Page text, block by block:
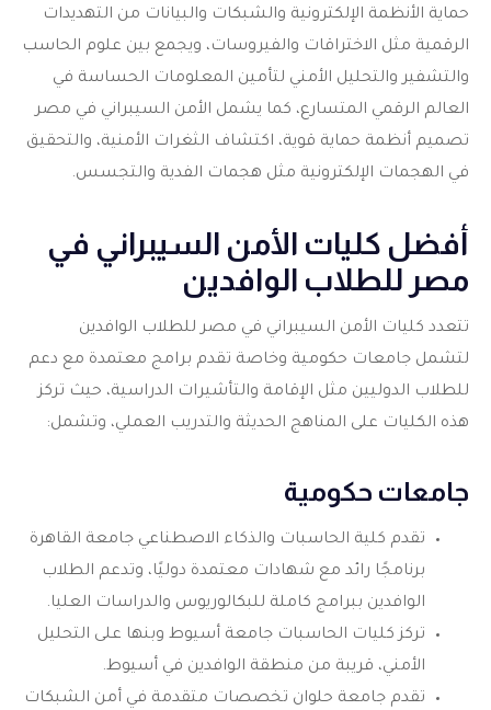
حماية الأنظمة الإلكترونية والشبكات والبيانات من التهديدات
الرقمية مثل الاختراقات والفيروسات، ويجمع بين علوم الحاسب
والتشفير والتحليل الأمني لتأمين المعلومات الحساسة في
العالم الرقمي المتسارع، كما يشمل الأمن السيبراني في مصر
تصميم أنظمة حماية قوية، اكتشاف الثغرات الأمنية، والتحقيق
في الهجمات الإلكترونية مثل هجمات الفدية والتجسس.
أفضل كليات الأمن السيبراني في
مصر للطلاب الوافدين
تتعدد كليات الأمن السيبراني في مصر للطلاب الوافدين
لتشمل جامعات حكومية وخاصة تقدم برامج معتمدة مع دعم
للطلاب الدوليين مثل الإقامة والتأشيرات الدراسية، حيث تركز
هذه الكليات على المناهج الحديثة والتدريب العملي، وتشمل:
جامعات حكومية
تقدم كلية الحاسبات والذكاء الاصطناعي جامعة القاهرة
برنامجًا رائد مع شهادات معتمدة دوليًا، وتدعم الطلاب
الوافدين ببرامج كاملة للبكالوريوس والدراسات العليا.
تركز كليات الحاسبات جامعة أسيوط وبنها على التحليل
الأمني، قريبة من منطقة الوافدين في أسيوط.
تقدم جامعة حلوان تخصصات متقدمة في أمن الشبكات